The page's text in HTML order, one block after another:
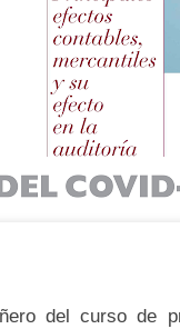
del curso de